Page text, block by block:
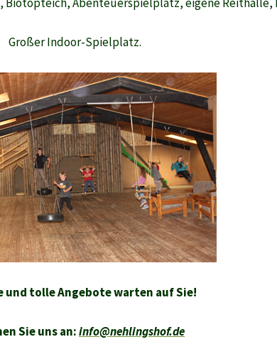
Großer Indoor-Spielplatz.
und tolle Angebote warten auf Sie!
Sie uns an:info@nehlingshof.de